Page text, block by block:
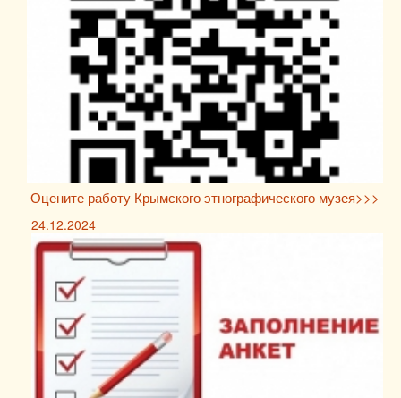
Оцените работу Крымского этнографического музея>>>
24.12.2024